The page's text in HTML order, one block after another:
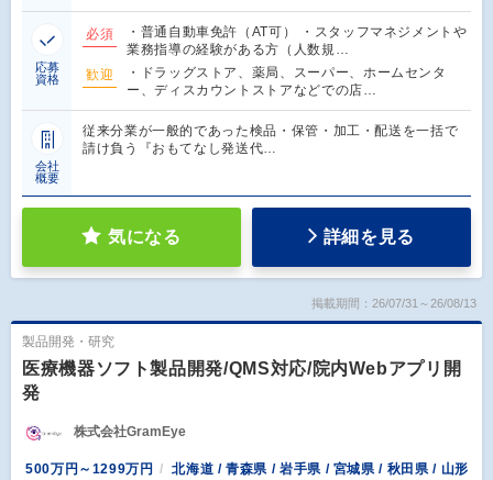
応募
資格
必須
・普通自動車免許（AT可） ・スタッフマネジメントや
業務指導の経験がある方（人数規…
歓迎
・ドラッグストア、薬局、スーパー、ホームセンタ
ー、ディスカウントストアなどでの店…
会社
概要
従来分業が一般的であった検品・保管・加工・配送を一括で
請け負う『おもてなし発送代…
気になる 詳細を見る
掲載期間：26/07/31～26/08/13
製品開発・研究
医療機器ソフト製品開発/QMS対応/院内Webアプリ開
発
株式会社GramEye
500万円～1299万円
北海道 / 青森県 / 岩手県 / 宮城県 / 秋田県 / 山形